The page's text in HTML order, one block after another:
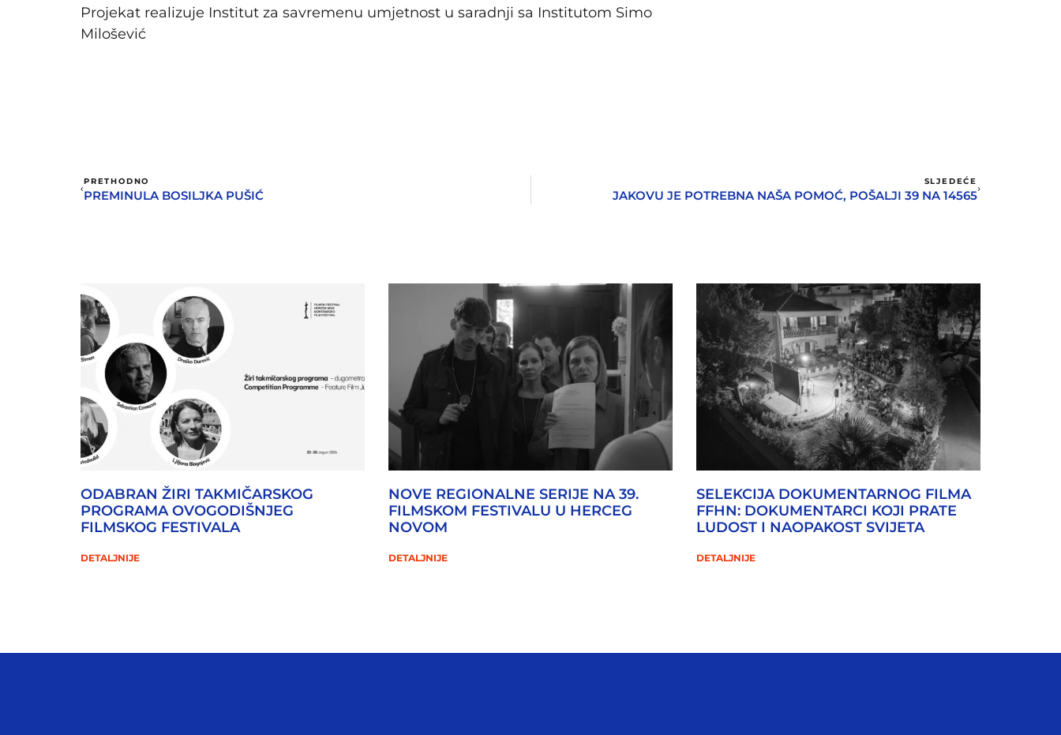
Projekat realizuje Institut za savremenu umjetnost u saradnji sa Institutom Simo
Milošević
PRETHODNO
PREMINULA BOSILJKA PUŠIĆ
SLJEDEĆE
JAKOVU JE POTREBNA NAŠA POMOĆ, POŠALJI 39 NA 14565
ODABRAN ŽIRI TAKMIČARSKOG
PROGRAMA OVOGODIŠNJEG
FILMSKOG FESTIVALA
DETALJNIJE
NOVE REGIONALNE SERIJE NA 39.
FILMSKOM FESTIVALU U HERCEG
NOVOM
DETALJNIJE
SELEKCIJA DOKUMENTARNOG FILMA
FFHN: DOKUMENTARCI KOJI PRATE
LUDOST I NAOPAKOST SVIJETA
DETALJNIJE